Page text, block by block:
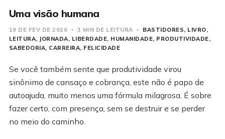
Uma visão humana
19 DE FEV DE 2026 3 MIN DE LEITURA BASTIDORES
LIVRO
LEITURA
JORNADA LIBERDADE HUMANIDADE PRODUTIVIDADE
SABEDORIA CARREIRA FELICIDADE
Se você também sente que produtividade virou
sinônimo de cansaço e cobrança, este não é papo de
autoajuda, muito menos uma fórmula milagrosa. É sobre
fazer certo, com presença, sem se destruir e se perder
no meio do caminho.